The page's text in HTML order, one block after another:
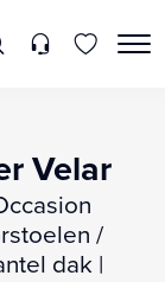
Velar
dak |